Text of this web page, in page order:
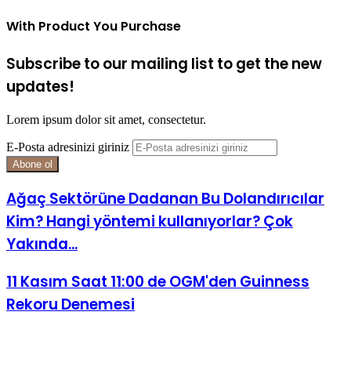
With Product You Purchase
Subscribe to our mailing list to get the new
updates!
Lorem ipsum dolor sit amet, consectetur.
E-Posta adresinizi giriniz
Ağaç Sektörüne Dadanan Bu Dolandırıcılar
Kim? Hangi yöntemi kullanıyorlar? Çok
Yakında...
11 Kasım Saat 11:00 de OGM'den Guinness
Rekoru Denemesi